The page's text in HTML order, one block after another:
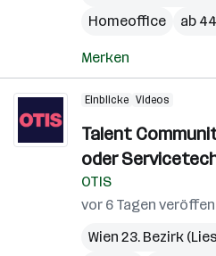
Homeoffice
ab
Merken
Einblicke Videos
Talent
oder
OTIS
vor 6 Tagen
Wien 23. Bezirk